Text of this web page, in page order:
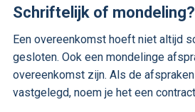
Schriftelijk of mondeling?
Een overeenkomst hoeft niet altijd
gesloten. Ook een mondelinge
overeenkomst zijn. Als de
vastgelegd, noem je het een